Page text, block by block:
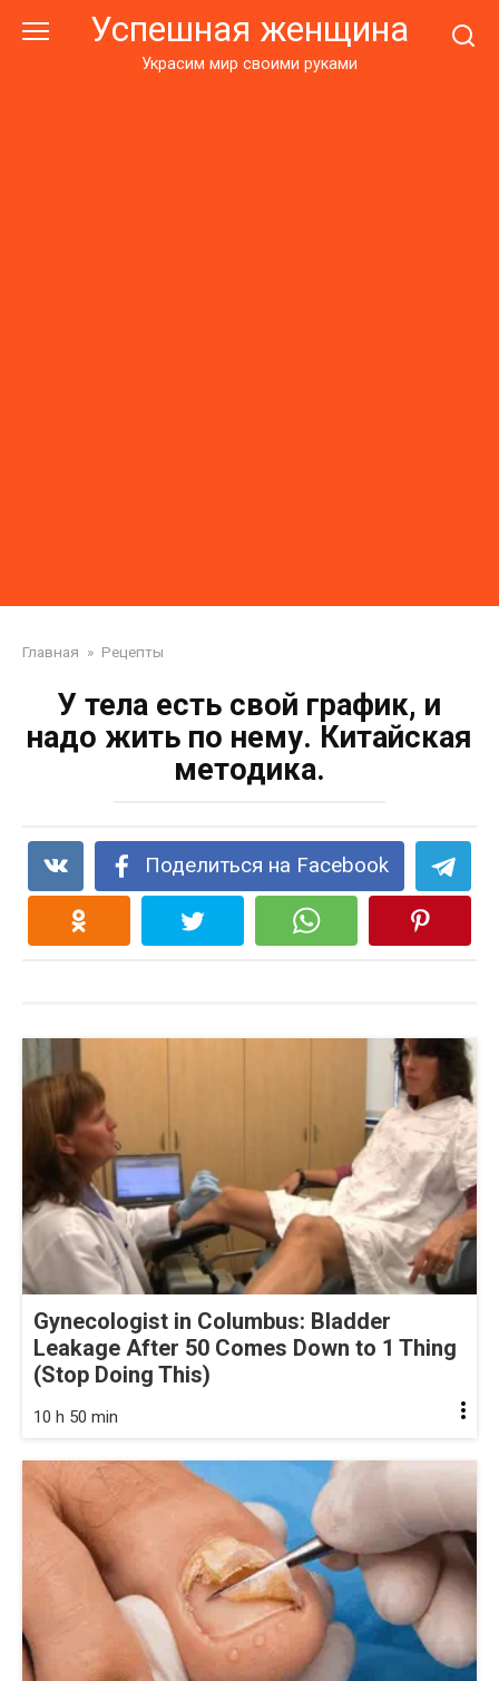
Успешная женщина
Украсим мир своими руками
Главная » Рецепты
У тела есть свой график, и
надо жить по нему. Китайская
методика.
Поделиться на Facebook
Gynecologist in Columbus: Bladder
Leakage After 50 Comes Down to 1 Thing
(Stop Doing This)
10 h 50 min